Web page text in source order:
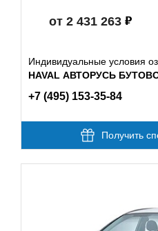
от 2 431 263
Индивидуальные условия
HAVAL АВТОРУСЬ
+7 (495) 153-35-84
Получить